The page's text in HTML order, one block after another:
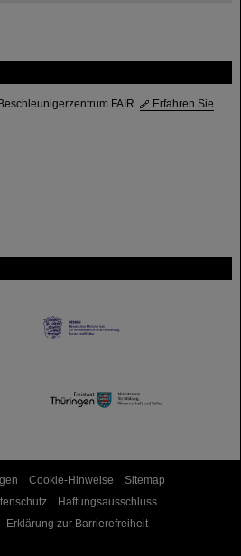
FAIR.
Erfahren Sie
Cookie-Hinweise
Sitemap
Haftungsausschluss
Erklärung zur Barrierefreiheit